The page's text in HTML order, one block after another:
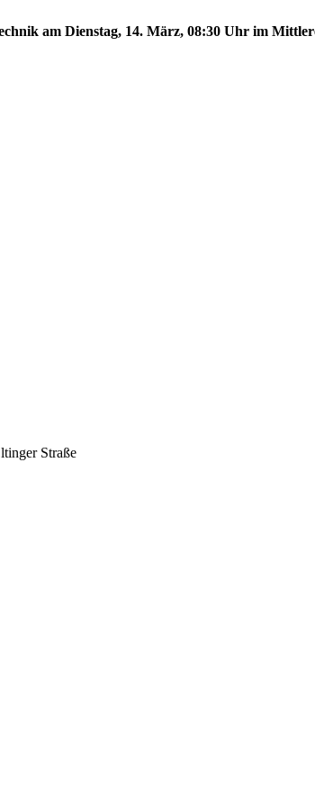
am Dienstag, 14. März, 08:30 Uhr im
Straße